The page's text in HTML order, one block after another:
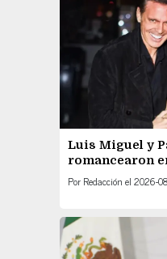
Luis Miguel y
romancearon
Por Redacción el 2026-